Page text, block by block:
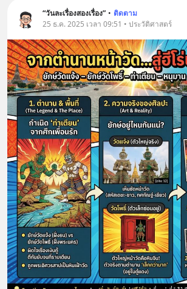
“วันละเรื่องสองเรื่อง” • ติดตาม
25 ธ.ค. 2025 เวลา 09:51 • ประวัติศาสตร์